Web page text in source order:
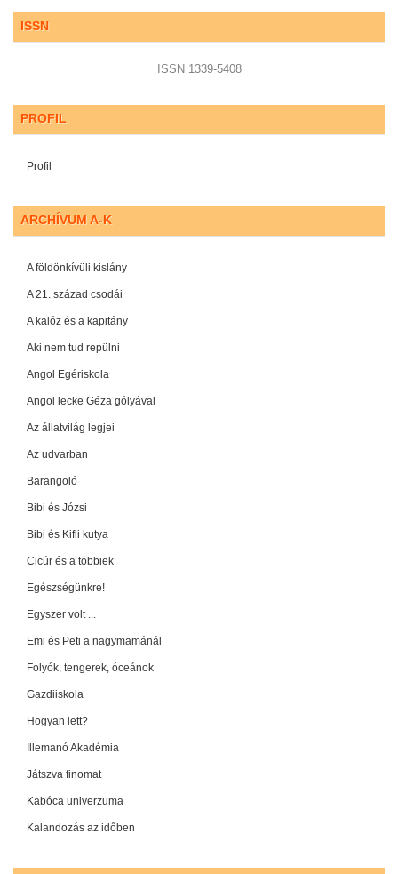
ISSN
ISSN 1339-5408
PROFIL
Profil
ARCHÍVUM A-K
A földönkívüli kislány
A 21. század csodái
A kalóz és a kapitány
Aki nem tud repülni
Angol Egériskola
Angol lecke Géza gólyával
Az állatvilág legjei
Az udvarban
Barangoló
Bibi és Józsi
Bibi és Kifli kutya
Cicúr és a többiek
Egészségünkre!
Egyszer volt ...
Emi és Peti a nagymamánál
Folyók, tengerek, óceánok
Gazdiiskola
Hogyan lett?
Illemanó Akadémia
Játszva finomat
Kabóca univerzuma
Kalandozás az időben